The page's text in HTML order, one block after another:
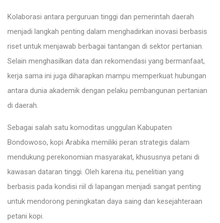
Kolaborasi antara perguruan tinggi dan pemerintah daerah
menjadi langkah penting dalam menghadirkan inovasi berbasis
riset untuk menjawab berbagai tantangan di sektor pertanian.
Selain menghasilkan data dan rekomendasi yang bermanfaat,
kerja sama ini juga diharapkan mampu memperkuat hubungan
antara dunia akademik dengan pelaku pembangunan pertanian
di daerah.
Sebagai salah satu komoditas unggulan Kabupaten
Bondowoso, kopi Arabika memiliki peran strategis dalam
mendukung perekonomian masyarakat, khususnya petani di
kawasan dataran tinggi. Oleh karena itu, penelitian yang
berbasis pada kondisi riil di lapangan menjadi sangat penting
untuk mendorong peningkatan daya saing dan kesejahteraan
petani kopi.